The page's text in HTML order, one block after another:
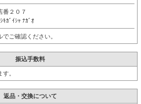
２０７
ﾞｲｼｬ ﾅｶﾞｵ
ご確認ください。
振込手数料
。
返品・交換について